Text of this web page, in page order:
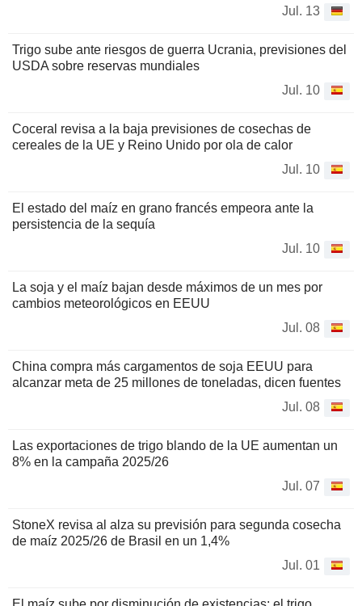
Jul. 13
Trigo sube ante riesgos de guerra Ucrania, previsiones del
USDA sobre reservas mundiales
Jul. 10
Coceral revisa a la baja previsiones de cosechas de
cereales de la UE y Reino Unido por ola de calor
Jul. 10
El estado del maíz en grano francés empeora ante la
persistencia de la sequía
Jul. 10
La soja y el maíz bajan desde máximos de un mes por
cambios meteorológicos en EEUU
Jul. 08
China compra más cargamentos de soja EEUU para
alcanzar meta de 25 millones de toneladas, dicen fuentes
Jul. 08
Las exportaciones de trigo blando de la UE aumentan un
8% en la campaña 2025/26
Jul. 07
StoneX revisa al alza su previsión para segunda cosecha
de maíz 2025/26 de Brasil en un 1,4%
Jul. 01